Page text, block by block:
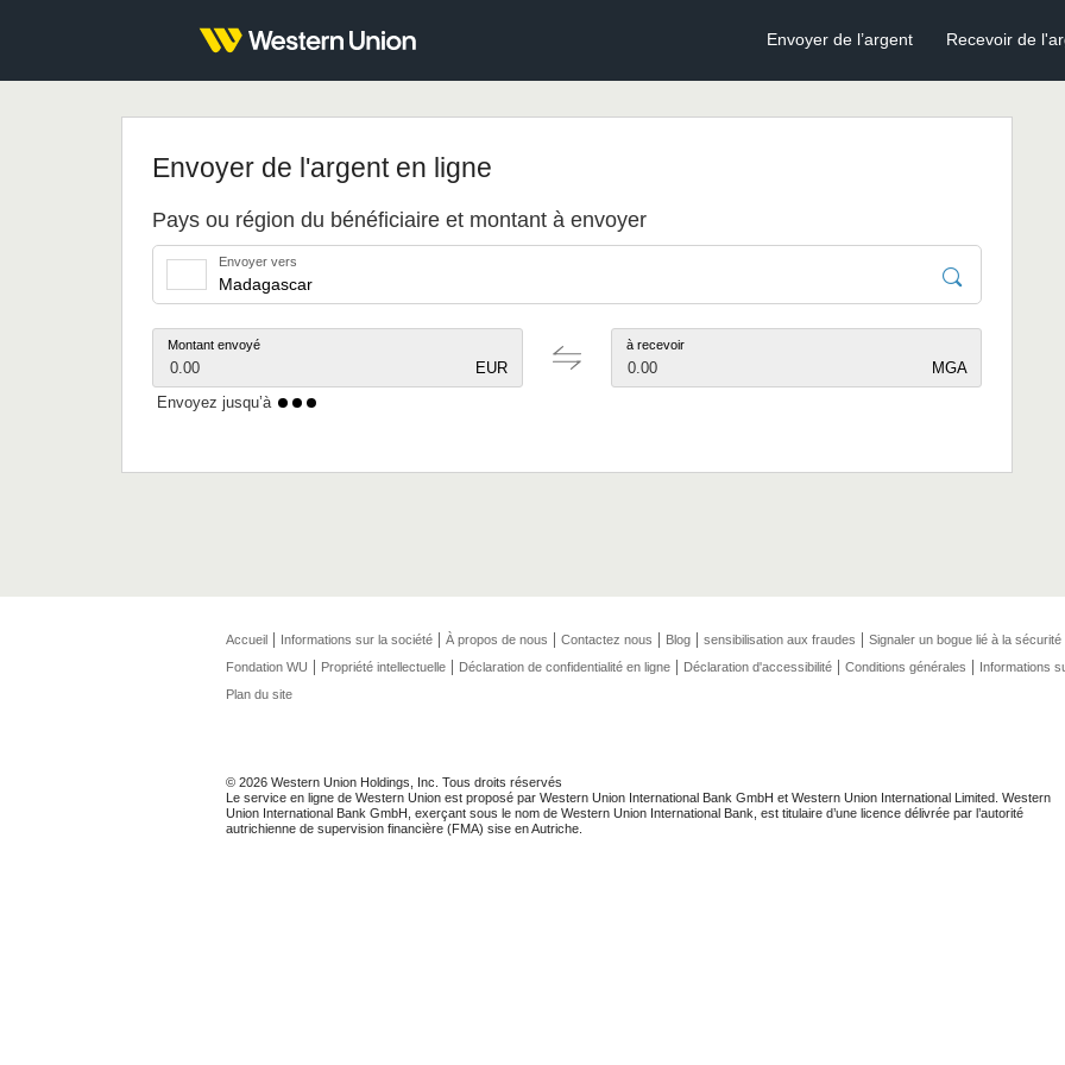
Envoyer de l’argent Recevoir de
Envoyer de l'argent en ligne
Pays ou région du bénéficiaire et montant à envoyer
Envoyer vers
Montant envoyé
EUR
0.00
à recevoir
MGA
0.00
Envoyez jusqu’à
Accueil Informations sur la société À propos de nous Contactez nous Blog sensibilisation aux fraudes Signaler un bogue lié à la sécurité
Fondation WU
Propriété intellectuelle Déclaration de confidentialité en ligne Déclaration d'accessibilité Conditions générales Informations
Plan du site
© 2026 Western Union Holdings, Inc. Tous droits réservés
Le service en ligne de Western Union est proposé par Western Union International Bank GmbH et Western Union International Limited. Western
Union International Bank GmbH, exerçant sous le nom de Western Union International Bank, est titulaire d’une licence délivrée par l’autorité
autrichienne de supervision financière (FMA) sise en Autriche.